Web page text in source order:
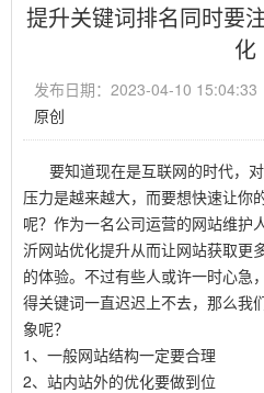
提升关键词排名同时要
化
发布日期：2023-04-10
原创
要知道现在是互联网的时代，
压力是越来越大，而要想快速让你
呢？作为一名公司运营的网站维护
沂网站优化提升从而让网站获取更
的体验。不过有些人或许一时心急
得关键词一直迟迟上不去，那么我
象呢？
1、一般网站结构一定要合理
2、站内站外的优化要做到位